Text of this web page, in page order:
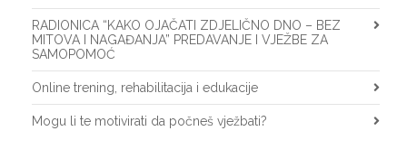
RADIONICA “KAKO OJAČATI ZDJELIČNO DNO – BEZ
MITOVA I NAGAĐANJA” PREDAVANJE I VJEŽBE ZA
SAMOPOMOĆ
Online trening, rehabilitacija i edukacije
Mogu li te motivirati da počneš vježbati?